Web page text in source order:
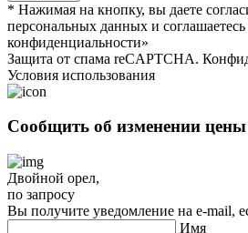
* Нажимая на кнопку, вы даете
персональных данных и
конфиденциальности»
Защита от спама reCAPTCHA.
Условия использования
Сообщить об изменении цены
Двойной орел,
по запросу
Вы получите уведомление на e-mail,
Имя